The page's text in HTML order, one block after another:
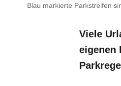
Blau markierte Parkstreifen
Viele
eigenen